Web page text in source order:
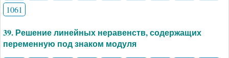
1061
39. Решение линейных неравенств, содержащих
переменную под знаком модуля